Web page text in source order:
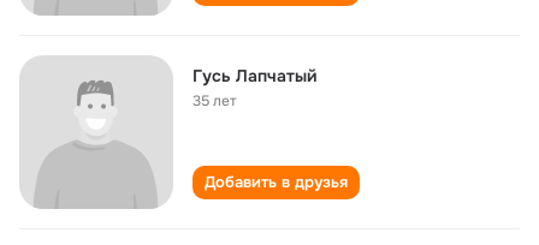
Гусь Лапчатый
35 лет
Добавить в друзья